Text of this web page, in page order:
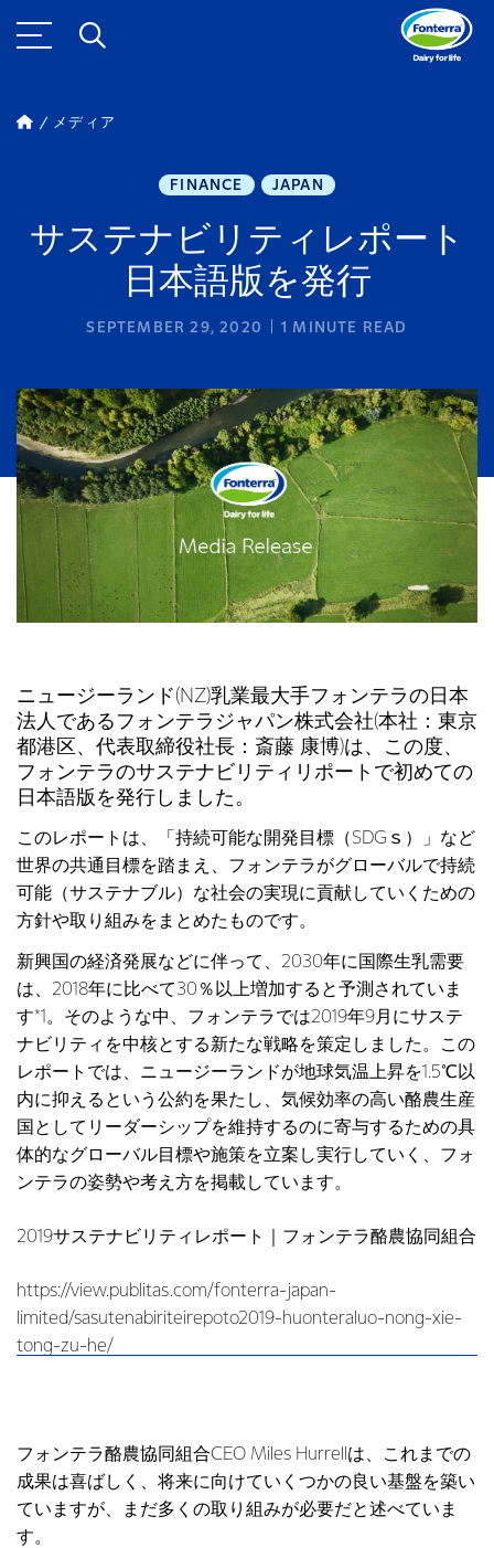
メディア
FINANCE JAPAN
サステナビリティレポート
日本語版を発行
SEPTEMBER 29, 2020 1 MINUTE READ
ニュージーランド(NZ)乳業最大手フォンテラの日本
法人であるフォンテラジャパン株式会社(本社：東京
都港区、代表取締役社長：斎藤 康博)は、この度、
フォンテラのサステナビリティリポートで初めての
日本語版を発行しました。
このレポートは、「持続可能な開発目標（SDGｓ）」など
世界の共通目標を踏まえ、フォンテラがグローバルで持続
可能（サステナブル）な社会の実現に貢献していくための
方針や取り組みをまとめたものです。
新興国の経済発展などに伴って、2030年に国際生乳需要
は、2018年に比べて30％以上増加すると予測されていま
す*1。そのような中、フォンテラでは2019年9月にサステ
ナビリティを中核とする新たな戦略を策定しました。この
レポートでは、ニュージーランドが地球気温上昇を1.5℃以
内に抑えるという公約を果たし、気候効率の高い酪農生産
国としてリーダーシップを維持するのに寄与するための具
体的なグローバル目標や施策を立案し実行していく、フォ
ンテラの姿勢や考え方を掲載しています。
2019サステナビリティレポート｜フォンテラ酪農協同組合
https://view.publitas.com/fonterra-japan-
limited/sasutenabiriteirepoto2019-huonteraluo-nong-xie-
tong-zu-he/
フォンテラ酪農協同組合CEO Miles Hurrellは、これまでの
成果は喜ばしく、将来に向けていくつかの良い基盤を築い
ていますが、まだ多くの取り組みが必要だと述べていま
す。